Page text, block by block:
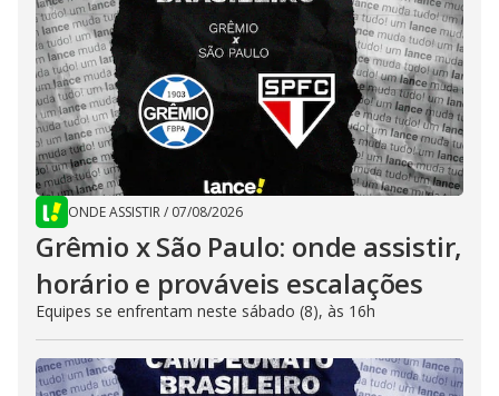
ONDE ASSISTIR/ 07/08/2026
Grêmio x São Paulo: onde assistir,
horário e prováveis escalações
Equipes se enfrentam neste sábado (8), às 16h